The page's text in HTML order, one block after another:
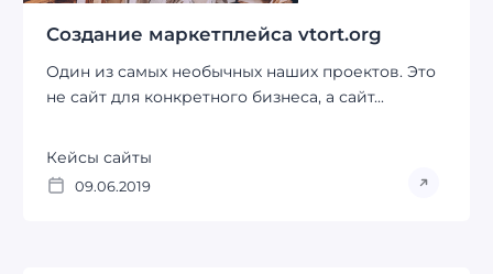
Создание маркетплейса vtort.org
Один из самых необычных наших проектов. Это
не сайт для конкретного бизнеса, а сайт...
Кейсы сайты
09.06.2019